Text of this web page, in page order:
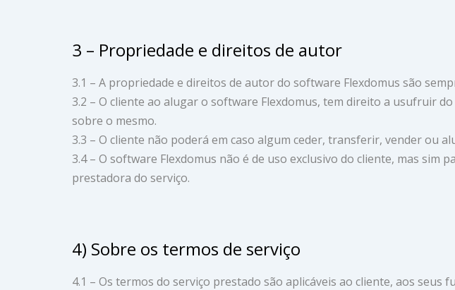
3 – Propriedade e direitos de autor
3.1 – A propriedade e direitos de autor do software Flexdomus são
3.2 – O cliente ao alugar o software Flexdomus, tem direito a usufruir
sobre o mesmo.
3.3 – O cliente não poderá em caso algum ceder, transferir, vender ou
3.4 – O software Flexdomus não é de uso exclusivo do cliente, mas
prestadora do serviço.
4) Sobre os termos de serviço
4.1 – Os termos do serviço prestado são aplicáveis ao cliente, aos